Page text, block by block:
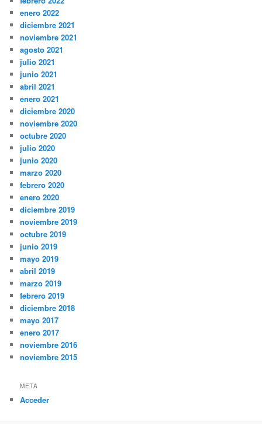
enero 2022
diciembre 2021
noviembre 2021
agosto 2021
julio 2021
junio 2021
abril 2021
enero 2021
diciembre 2020
noviembre 2020
octubre 2020
julio 2020
junio 2020
marzo 2020
febrero 2020
enero 2020
diciembre 2019
noviembre 2019
octubre 2019
junio 2019
mayo 2019
abril 2019
marzo 2019
febrero 2019
diciembre 2018
mayo 2017
enero 2017
noviembre 2016
noviembre 2015
META
Acceder